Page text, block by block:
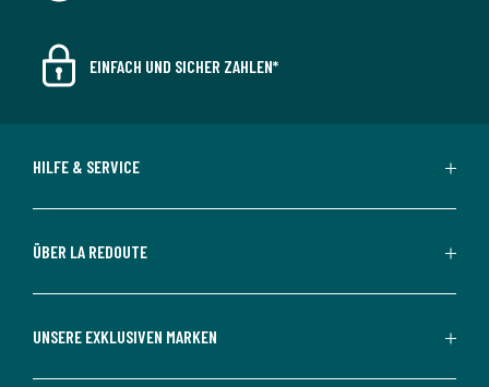
EINFACH UND SICHER ZAHLEN*
HILFE & SERVICE
ÜBER LA REDOUTE
UNSERE EXKLUSIVEN MARKEN